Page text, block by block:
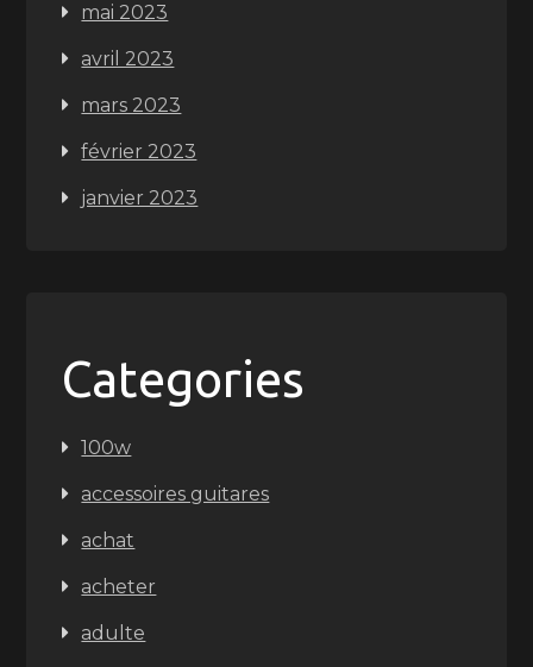
mai 2023
avril 2023
mars 2023
février 2023
janvier 2023
Categories
100w
accessoires guitares
achat
acheter
adulte